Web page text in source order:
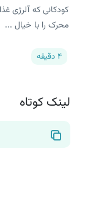
کودکانی که آلرژی
محرک را با خیال ...
4 دقیقه
لینک کوتاه